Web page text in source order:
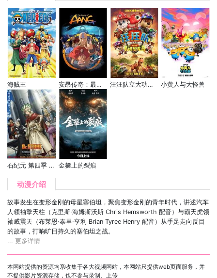
海贼王 安昂传奇：最后的气宗 汪汪队立大功大电影3：勇闯恐龙岛 小黄人与大怪兽
石纪元 第四季 Part 3 金箍上的裂痕
动漫介绍
故事发生在变形金刚的母星塞伯坦，聚焦变形金刚的青年时代，讲述汽车
人领袖擎天柱（克里斯·海姆斯沃斯 Chris Hemsworth 配音）与霸天虎领
袖威震天（布莱恩·泰里·亨利 Brian Tyree Henry 配音）从手足走向反目
的故事，打响旷日持久的塞伯坦之战。
... 更多详情
本网站提供的资源均系收集于各大视频网站，本网站只提供web页面服务，并
不提供影片资源存储，也不参与录制、上传